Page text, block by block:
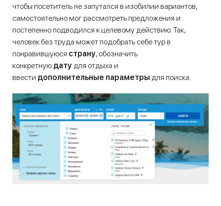
чтобы посетитель не запутался в изобилии вариантов,
самостоятельно мог рассмотреть предложения и
постепенно подводился к целевому действию. Так,
человек без труда может подобрать себе тур в
понравившуюся страну, обозначить
конкретную дату для отдыха и
ввести дополнительные параметры для поиска.